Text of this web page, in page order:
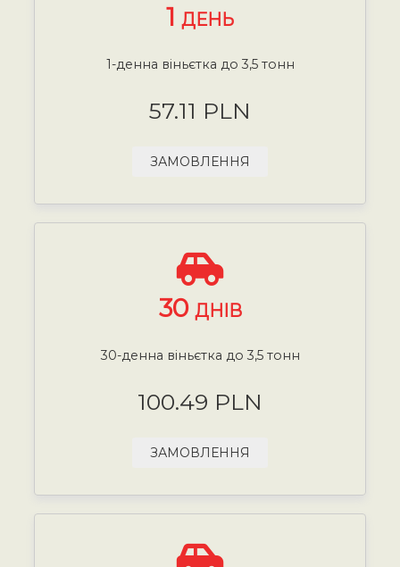
1 ДЕНЬ
1-денна віньєтка до 3,5 тонн
57.11 PLN
ЗАМОВЛЕННЯ
30 ДНІВ
30-денна віньєтка до 3,5 тонн
100.49 PLN
ЗАМОВЛЕННЯ